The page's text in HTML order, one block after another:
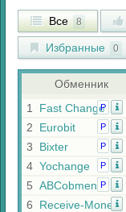
Все 8
Избранные 0
Обменник
1
Fast Change
Р
2
Eurobit Р
3
Bixter Р
4 Yochange Р
5 ABCobmen Р
6
Receive-Money